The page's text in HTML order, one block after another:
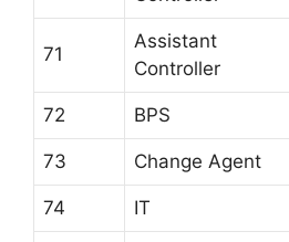
71
Assistant
Controller
72 BPS
73 Change Agent
74 IT